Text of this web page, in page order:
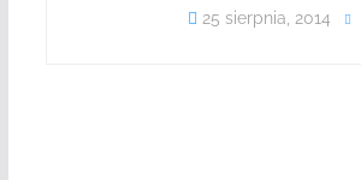
25 sierpnia, 2014